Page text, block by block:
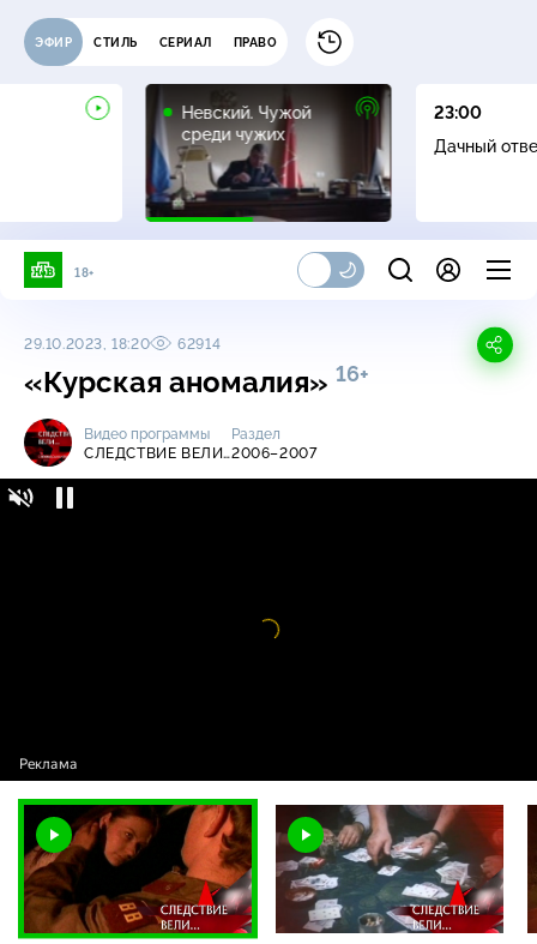
ЭФИР СТИЛЬ СЕРИАЛ ПРАВО
Невский. Чужой
среди чужих
16+
23:00
Дачный
18+
29.10.2023, 18:20 62914
«Курская аномалия» 16+
Видео программы
СЛЕДСТВИЕ ВЕЛИ…
Раздел
2006–2007
Видео